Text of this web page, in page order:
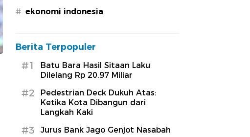
# ekonomi indonesia
Berita Terpopuler
#1
Batu Bara Hasil Sitaan Laku
Dilelang Rp 20,97 Miliar
#2
Pedestrian Deck Dukuh Atas:
Ketika Kota Dibangun dari
Langkah Kaki
#3 Jurus Bank Jago Genjot Nasabah